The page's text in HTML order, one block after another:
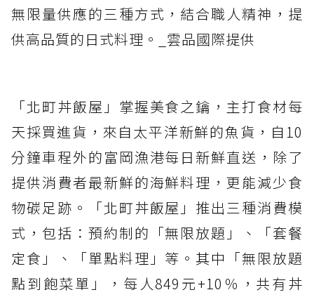
無限量供應的三種方式，結合職人精神，提
供高品質的日式料理。_雲品國際提供
「北町丼飯屋」掌握美食之鑰，主打食材每
天採買進貨，來自太平洋新鮮的魚貨，自10
分鐘車程外的富岡漁港每日新鮮直送，除了
提供消費者最新鮮的海鮮料理，更能減少食
物碳足跡。「北町丼飯屋」推出三種消費模
式，包括：預約制的「無限放題」、「套餐
定食」、「單點料理」等。其中「無限放題
點到飽菜單」，每人849元+10％，共有丼